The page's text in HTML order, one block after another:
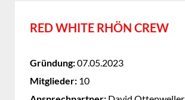
RED WHITE RHÖN CREW
Gründung:07.05.2023
Mitglieder: 10